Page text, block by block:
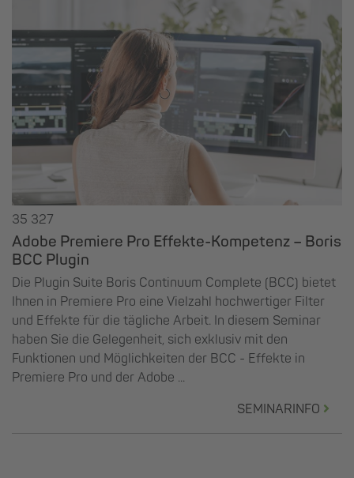
35 327
Adobe Premiere Pro Effekte-Kompetenz – Boris
BCC Plugin
Die Plugin Suite Boris Continuum Complete (BCC) bietet
Ihnen in Premiere Pro eine Vielzahl hochwertiger Filter
und Effekte für die tägliche Arbeit. In diesem Seminar
haben Sie die Gelegenheit, sich exklusiv mit den
Funktionen und Möglichkeiten der BCC - Effekte in
Premiere Pro und der Adobe ...
SEMINARINFO